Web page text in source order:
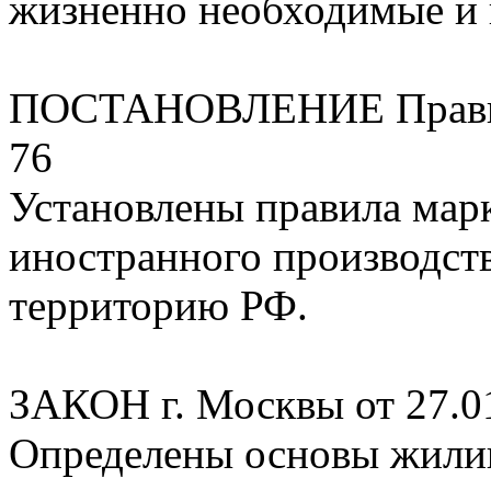
ПОСТАНОВЛЕНИЕ
76
Установлены правила
иностранного
территорию РФ.
ЗАКОН г. Москвы от
Определены основы